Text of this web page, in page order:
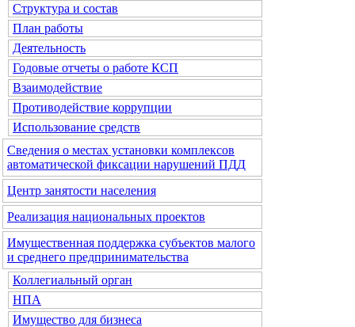
Структура и состав
План работы
Деятельность
Годовые отчеты о работе КСП
Взаимодействие
Противодействие коррупции
Использование средств
Сведения о местах установки комплексов
автоматической фиксации нарушений ПДД
Центр занятости населения
Реализация национальных проектов
Имущественная поддержка субъектов малого
и среднего предпринимательства
Коллегиальный орган
НПА
Имущество для бизнеса